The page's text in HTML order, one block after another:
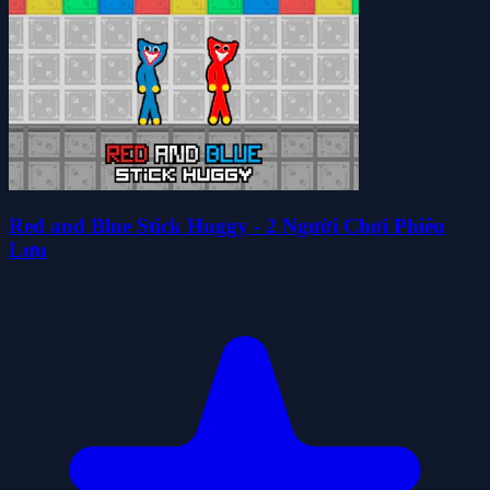
Red and Blue Stick Huggy - 2 Người Chơi Phiêu
Lưu